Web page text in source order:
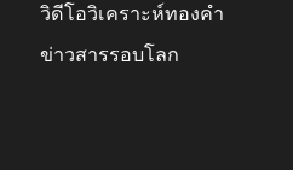
วิดีโอวิเคราะห์ทองคำ
ข่าวสารรอบโลก